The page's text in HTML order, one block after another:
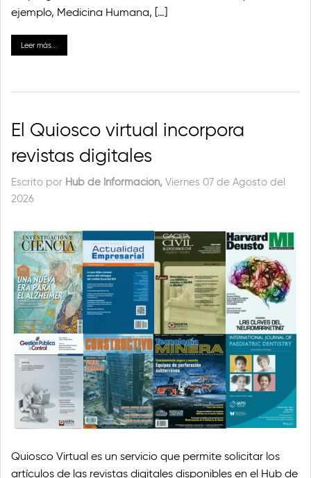
ejemplo, Medicina Humana, […]
Leer más...
El Quiosco virtual incorpora
revistas digitales
Escrito por Hub de Información, Viernes 07 de Agosto del
2026
Quiosco Virtual es un servicio que permite solicitar los
artículos de las revistas digitales disponibles en el Hub de